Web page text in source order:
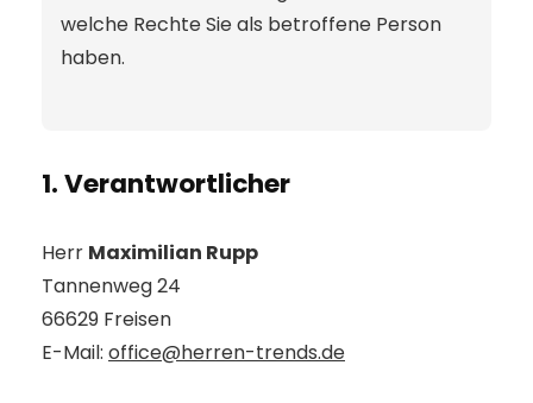
welche Rechte Sie als betroffene Person
haben.
1. Verantwortlicher
Herr Maximilian Rupp
Tannenweg 24
66629 Freisen
E-Mail: office@herren-trends.de